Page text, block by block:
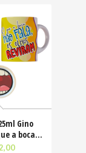
Gino
a boca
olhos